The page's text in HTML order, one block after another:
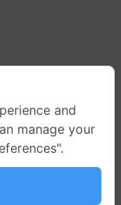
หานคร 10330
and
manage your